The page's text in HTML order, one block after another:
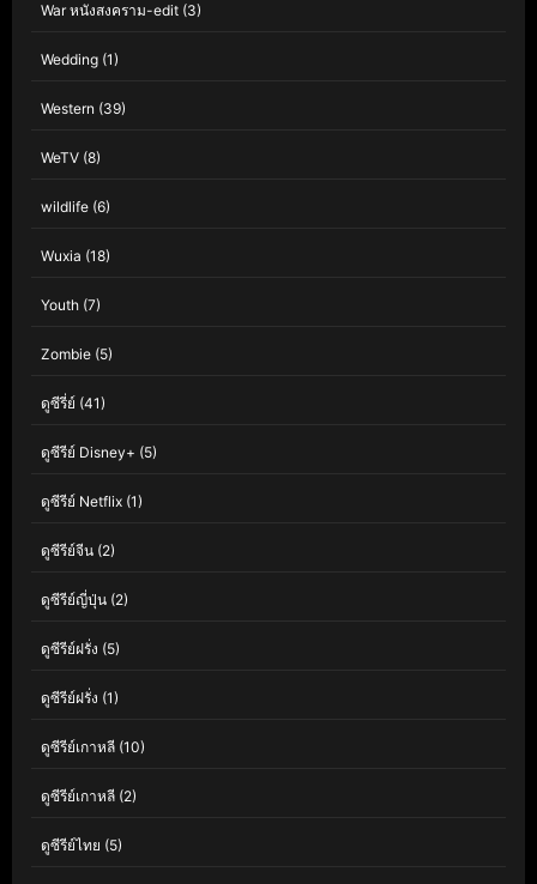
War หนังสงคราม-edit (3)
Wedding (1)
Western (39)
WeTV (8)
wildlife (6)
Wuxia (18)
Youth (7)
Zombie (5)
ดูซีรี่ย์ (41)
ดูซีรีย์ Disney+ (5)
ดูซีรีย์ Netflix (1)
ดูซีรีย์จีน (2)
ดูซีรีย์ญี่ปุ่น (2)
ดูซีรีย์ฝรั่ง (5)
ดูซีรีย์ฝรั่ง (1)
ดูซีรีย์เกาหลี (10)
ดูซีรีย์เกาหลี (2)
ดูซีรีย์ไทย (5)